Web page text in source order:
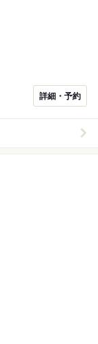
詳細・予約